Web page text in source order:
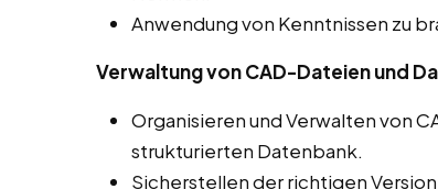
Anwendung von Kenntnissen zu
Verwaltung von CAD-Dateien und
Organisieren und Verwalten von
strukturierten Datenbank.
Sicherstellen der richtigen